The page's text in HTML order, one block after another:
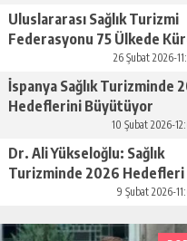
Uluslararası Sağlık Turizmi
Federasyonu 75 Ülkede
26 Şubat 2026-
İspanya Sağlık Turizminde
Hedeflerini Büyütüyor
10 Şubat 2026-
Dr. Ali Yükseloğlu: Sağlık
Turizminde 2026 Hedefleri
9 Şubat 2026-